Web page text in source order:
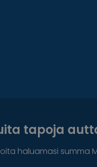
tapoja
haluamasi summa